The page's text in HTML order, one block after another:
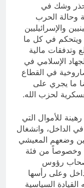
بحذر وشك في
وحالة الحرب
والإسرائيليين
ويتحكم في كل ما
وتدفقات مالية
الإسلامي في
في القطاع
ما يجري على
لحزب الله.
للأموال التي
الداخل، وانشغال
وضعهم المعيشي
وخصوصاً من فئة
رؤوس
وعلى رأسها
السياسية